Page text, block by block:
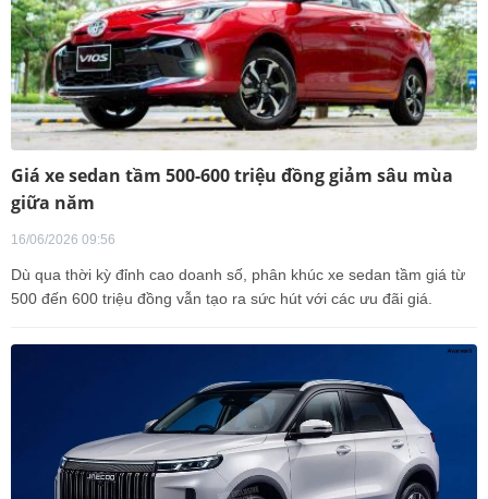
Giá xe sedan tầm 500-600 triệu đồng giảm sâu mùa
giữa năm
16/06/2026 09:56
Dù qua thời kỳ đỉnh cao doanh số, phân khúc xe sedan tầm giá từ
500 đến 600 triệu đồng vẫn tạo ra sức hút với các ưu đãi giá.